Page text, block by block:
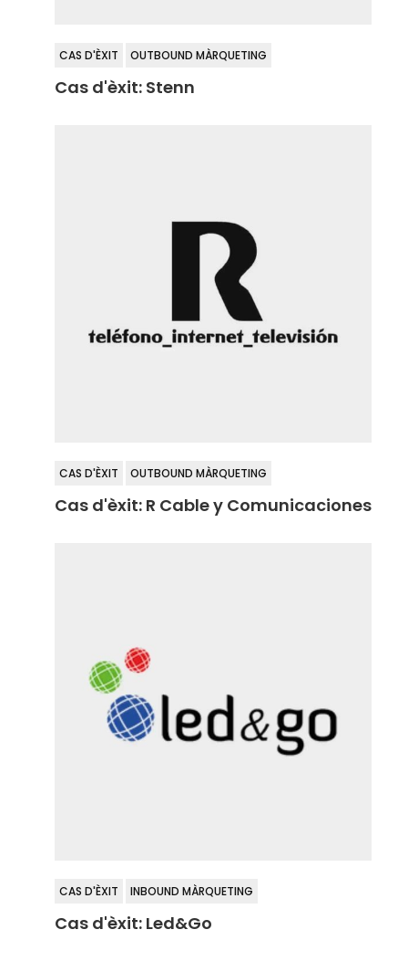
CAS D'ÈXIT OUTBOUND MÀRQUETING
Cas d'èxit: Stenn
CAS D'ÈXIT OUTBOUND MÀRQUETING
Cas d'èxit: R Cable y Comunicaciones
CAS D'ÈXIT INBOUND MÀRQUETING
Cas d'èxit: Led&Go